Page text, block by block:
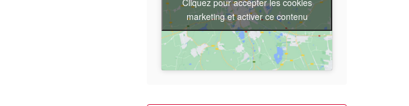
marketing et activer ce contenu